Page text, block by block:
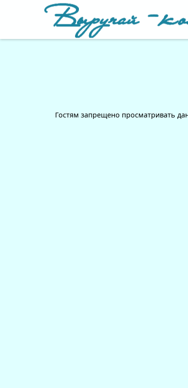
Гостям запрещено просматривать